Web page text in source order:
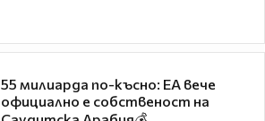
55 милиарда по-късно: EA вече
официално е собственост на